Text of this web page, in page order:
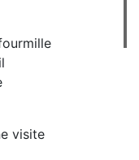
visite